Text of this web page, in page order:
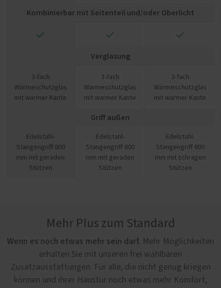
Kombinierbar mit Seitenteil und/oder Oberlicht
✓ ✓ ✓
Verglasung
3-fach
Wärmeschutzglas
mit warmer Kante
3-fach
Wärmeschutzglas
mit warmer Kante
3-fach
Wärmeschutzglas
mit warmer Kante
Griff außen
Edelstahl-
Stangengriff 800
mm mit geraden
Stützen
Edelstahl-
Stangengriff 800
mm mit geraden
Stützen
Edelstahl-
Stangengriff 800
mm mit schrägen
Stützen
Mehr Plus zum Standard
Wenn es noch etwas mehr sein darf. Mehr Möglichkeiten
erhalten Sie mit unseren frei wählbaren
Zusatzausstattungen. Für alle, die nicht genug kriegen
können und ihrer Haustür noch etwas mehr Komfort,